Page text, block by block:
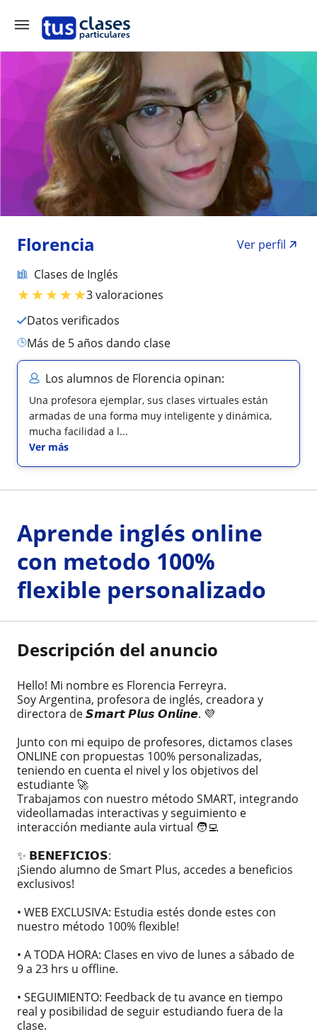
Florencia
Ver perfil
Clases de Inglés
★★★★★3 valoraciones
Datos verificados
más de 5 años dando clase
Los alumnos de Florencia opinan:
Una profesora ejemplar, sus clases virtuales están
armadas de una forma muy inteligente y dinámica,
mucha facilidad a l...
Ver más
Aprende inglés online
con metodo 100%
flexible personalizado
Descripción del anuncio
Hello! Mi nombre es Florencia Ferreyra.
Soy Argentina, profesora de inglés, creadora y
directora de 𝙎𝙢𝙖𝙧𝙩 𝙋𝙡𝙪𝙨 𝙊𝙣𝙡𝙞𝙣𝙚. 💜
Junto con mi equipo de profesores, dictamos clases
ONLINE con propuestas 100% personalizadas,
teniendo en cuenta el nivel y los objetivos del
estudiante 🚀
Trabajamos con nuestro método SMART, integrando
videollamadas interactivas y seguimiento e
interacción mediante aula virtual 🧑‍💻
✨ 𝗕𝗘𝗡𝗘𝗙𝗜𝗖𝗜𝗢𝗦:
¡Siendo alumno de Smart Plus, accedes a beneficios
exclusivos!
• WEB EXCLUSIVA: Estudia estés donde estes con
nuestro método 100% flexible!
• A TODA HORA: Clases en vivo de lunes a sábado de
9 a 23 hrs u offline.
• SEGUIMIENTO: Feedback de tu avance en tiempo
real y posibilidad de seguir estudiando fuera de la
clase.